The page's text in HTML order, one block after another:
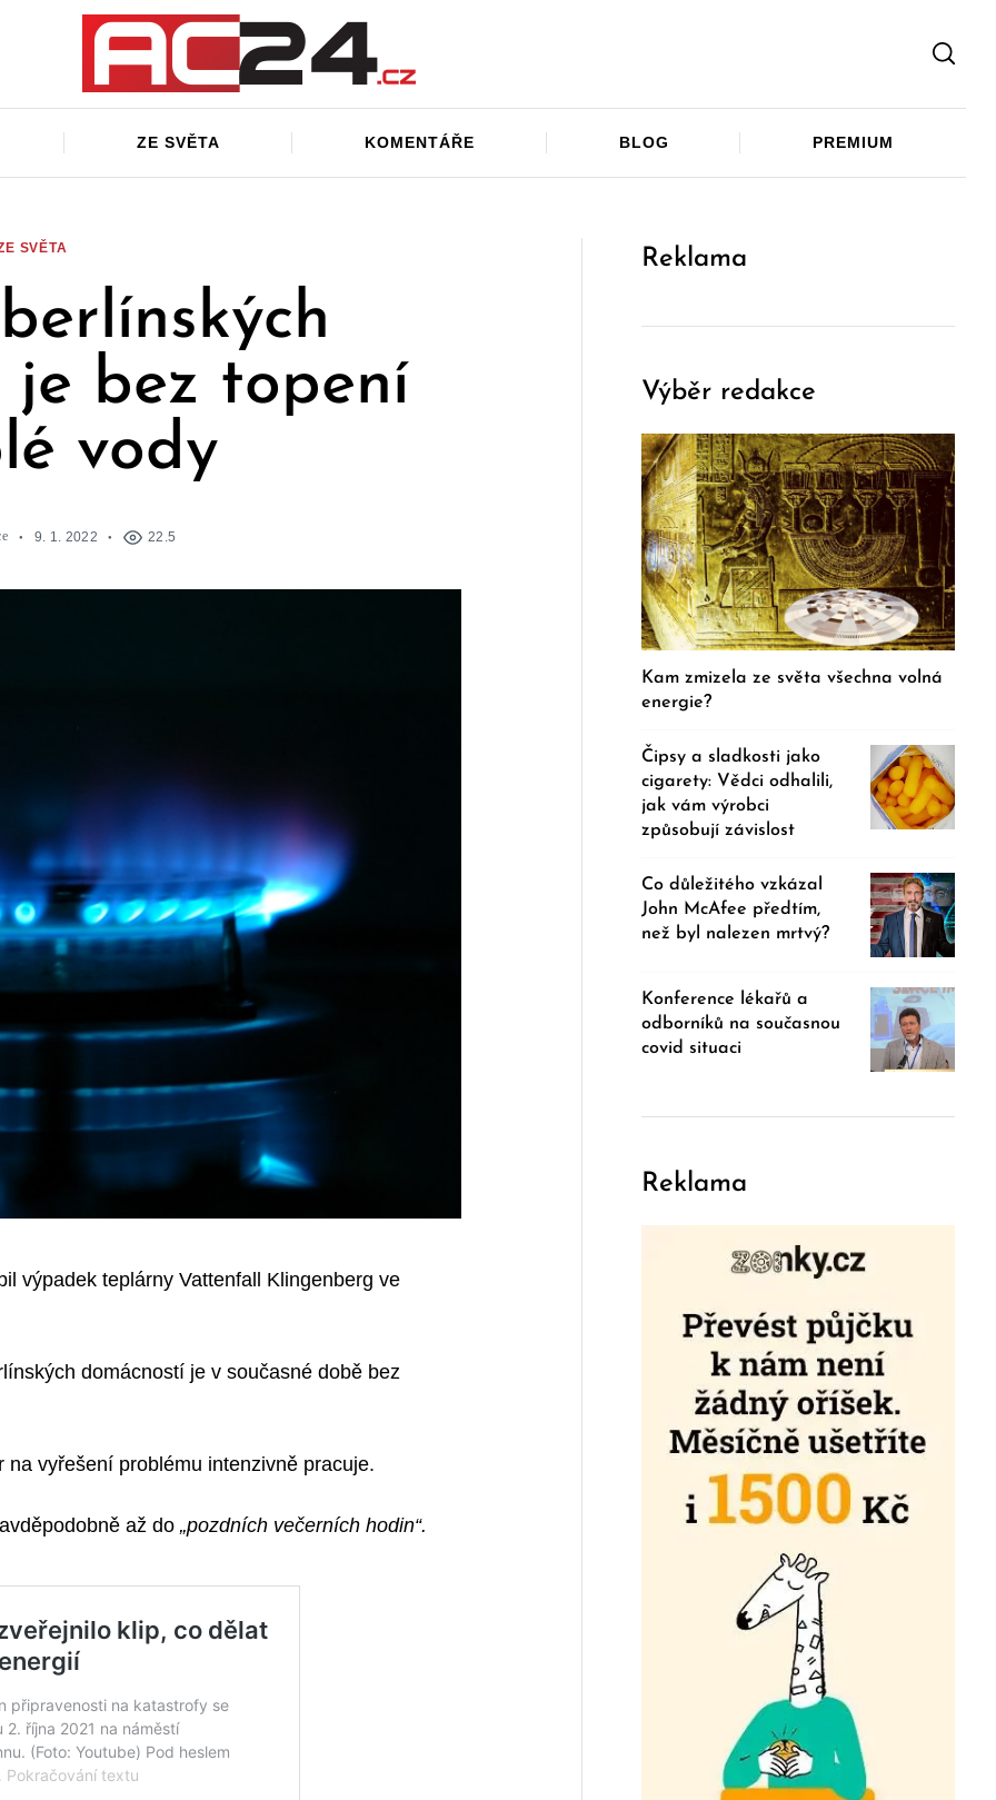
ZE SVĚTA KOMENTÁŘE BLOG PREMIUM
SVĚTA
je bez topení
vody
9. 1. 2022 22.5
výpadek teplárny Vattenfall Klingenberg ve
domácností je v současné době bez
na vyřešení problému intenzivně pracuje.
až do „pozdních večerních hodin“.
Reklama
Výběr redakce
Kam zmizela ze světa všechna volná
energie?
Čipsy a sladkosti jako
cigarety: Vědci odhalili,
jak vám výrobci
způsobují závislost
Co důležitého vzkázal
John McAfee předtím,
než byl nalezen mrtvý?
Konference lékařů a
odborníků na současnou
covid situaci
Reklama